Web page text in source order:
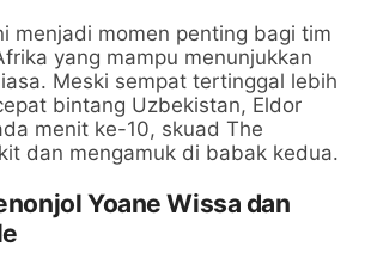
menjadi momen penting bagi tim
yang mampu menunjukkan
Meski sempat tertinggal lebih
bintang Uzbekistan, Eldor
menit ke-10, skuad The
dan mengamuk di babak kedua.
Yoane Wissa dan